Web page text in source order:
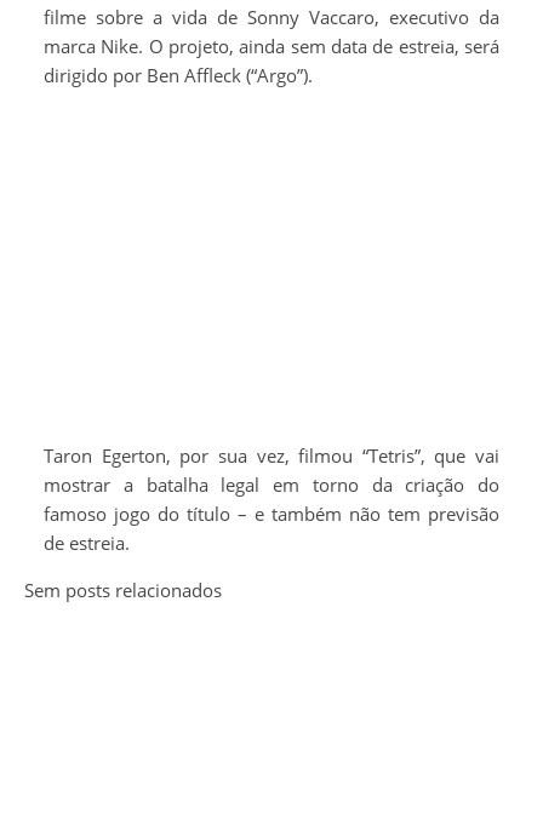
filme sobre a vida de Sonny Vaccaro, executivo da
marca Nike. O projeto, ainda sem data de estreia, será
dirigido por Ben Affleck (“Argo”).
Taron Egerton, por sua vez, filmou “Tetris”, que vai
mostrar a batalha legal em torno da criação do
famoso jogo do título – e também não tem previsão
de estreia.
Sem posts relacionados